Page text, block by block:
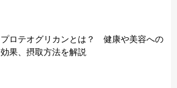
プロテオグリカンとは？ 健康や美容への
効果、摂取方法を解説